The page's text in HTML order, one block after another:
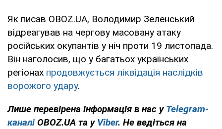
Як писав OBOZ.UA, Володимир Зеленський
відреагував на чергову масовану атаку
російських окупантів у ніч проти 19 листопада.
Він наголосив, що у багатьох українських
регіонах продовжується ліквідація наслідків
ворожого удару.
Лише перевірена інформація в нас у Telegram-
каналі OBOZ.UA та у Viber. Не ведіться на